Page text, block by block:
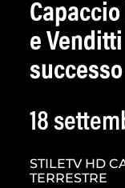
e
18
STILETV HD
TERRESTRE